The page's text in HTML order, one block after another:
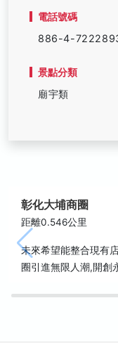
電話號碼
886-4-
景點分類
廟宇類
彰化大埔商圈
距離0.546公里
未來希望能整合現有
圈引進無限人潮,開創